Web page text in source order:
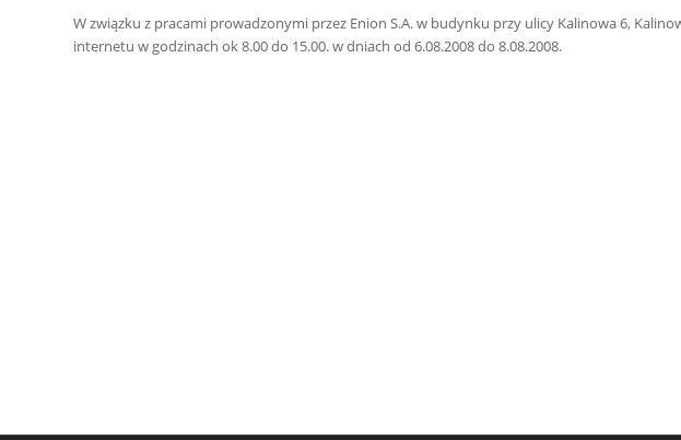
W związku z pracami prowadzonymi przez Enion S.A. w budynku przy ulicy Kalinowa 6,
internetu w godzinach ok 8.00 do 15.00. w dniach od 6.08.2008 do 8.08.2008.